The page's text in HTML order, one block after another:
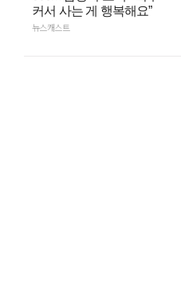
커서 사는 게 행복해요”
뉴스캐스트